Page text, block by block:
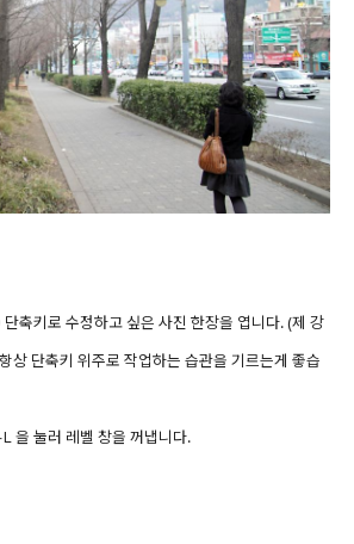
축키로 수정하고 싶은 사진 한장을 엽니다. (제 강
상 단축키 위주로 작업하는 습관을 기르는게 좋습
을 눌러 레벨 창을 꺼냅니다.